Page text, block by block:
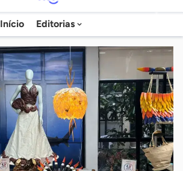
Agência
Sebrae
de
Notícias
Início Editorias
chave